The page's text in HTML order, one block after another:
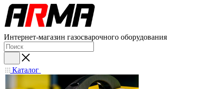
Интернет-магазин газосварочного оборудования
Каталог